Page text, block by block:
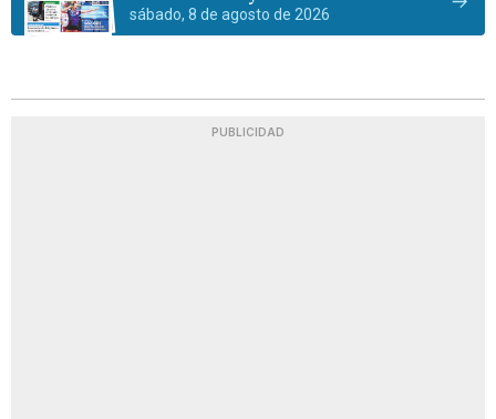
sábado, 8 de agosto de 2026
PUBLICIDAD